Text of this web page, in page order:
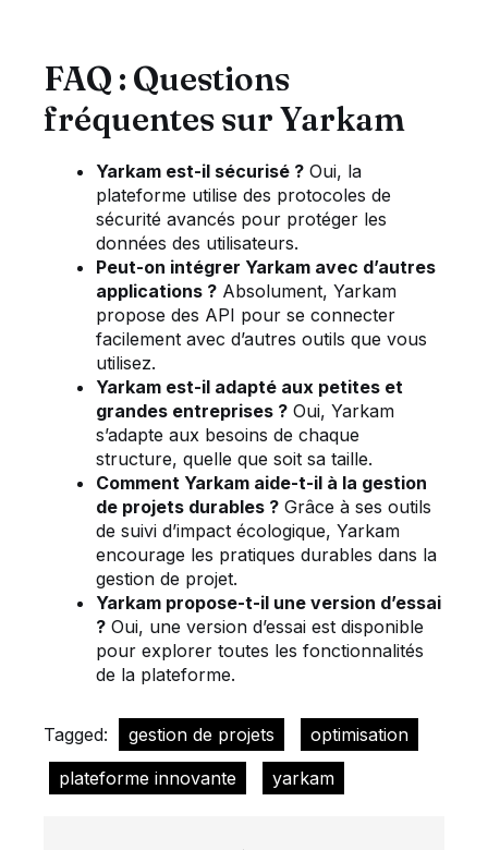
FAQ : Questions
fréquentes sur Yarkam
Yarkam est-il sécurisé ? Oui, la
plateforme utilise des protocoles de
sécurité avancés pour protéger les
données des utilisateurs.
Peut-on intégrer Yarkam avec d’autres
applications ? Absolument, Yarkam
propose des API pour se connecter
facilement avec d’autres outils que vous
utilisez.
Yarkam est-il adapté aux petites et
grandes entreprises ? Oui, Yarkam
s’adapte aux besoins de chaque
structure, quelle que soit sa taille.
Comment Yarkam aide-t-il à la gestion
de projets durables ? Grâce à ses outils
de suivi d’impact écologique, Yarkam
encourage les pratiques durables dans la
gestion de projet.
Yarkam propose-t-il une version d’essai
? Oui, une version d’essai est disponible
pour explorer toutes les fonctionnalités
de la plateforme.
Tagged: gestion de projets
optimisation
plateforme innovante
yarkam